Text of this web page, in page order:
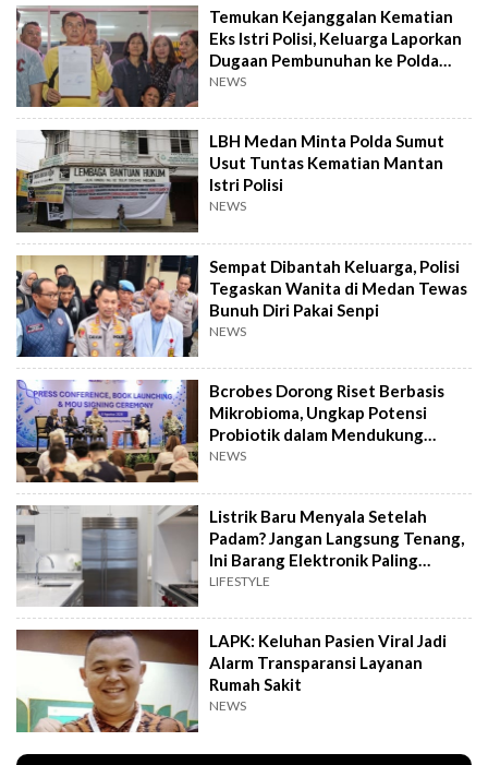
Temukan Kejanggalan Kematian
Eks Istri Polisi, Keluarga Laporkan
Dugaan Pembunuhan ke Polda
Sumut
NEWS
LBH Medan Minta Polda Sumut
Usut Tuntas Kematian Mantan
Istri Polisi
NEWS
Sempat Dibantah Keluarga, Polisi
Tegaskan Wanita di Medan Tewas
Bunuh Diri Pakai Senpi
NEWS
Bcrobes Dorong Riset Berbasis
Mikrobioma, Ungkap Potensi
Probiotik dalam Mendukung
Terapi Jerawat
NEWS
Listrik Baru Menyala Setelah
Padam? Jangan Langsung Tenang,
Ini Barang Elektronik Paling
Rawan Rusak
LIFESTYLE
LAPK: Keluhan Pasien Viral Jadi
Alarm Transparansi Layanan
Rumah Sakit
NEWS